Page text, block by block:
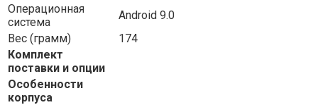
Операционная
система
Android 9.0
Вес (грамм)
174
Комплект
поставки и опции
Особенности
корпуса